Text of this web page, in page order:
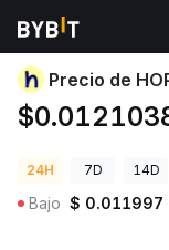
Precios de
Precio de
24H 7D 14D
Bajo $ 0.011997